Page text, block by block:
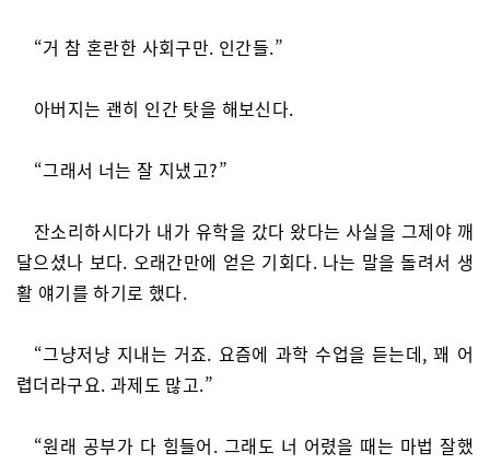
“거 참 혼란한 사회구만. 인간들.”
아버지는 괜히 인간 탓을 해보신다.
“그래서 너는 잘 지냈고?”
잔소리하시다가 내가 유학을 갔다 왔다는 사실을 그제야 깨
달으셨나 보다. 오래간만에 얻은 기회다. 나는 말을 돌려서 생
활 얘기를 하기로 했다.
“그냥저냥 지내는 거죠. 요즘에 과학 수업을 듣는데, 꽤 어
렵더라구요. 과제도 많고.”
“원래 공부가 다 힘들어. 그래도 너 어렸을 때는 마법 잘했